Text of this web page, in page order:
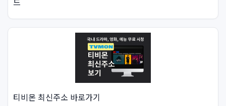
티비몬 최신주소 바로가기